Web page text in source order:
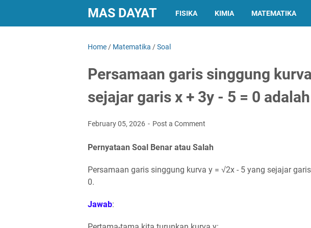
MAS DAYAT FISIKA KIMIA MATEMATIKA
Home / Matematika /Soal
Persamaan garis singgung
sejajar garis x + 3y - 5 = 0 adalah
February 05, 2026 Post a Comment
Pernyataan Soal Benar atau Salah
Persamaan garis singgung kurva y = √2x - 5 yang sejajar
0.
Jawab: